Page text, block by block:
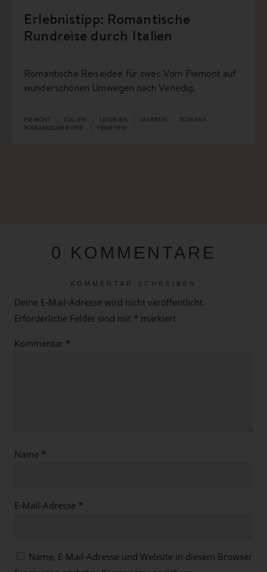
Erlebnistipp: Romantische
Rundreise durch Italien
Romantische Reiseidee für zwei: Vom Piemont auf
wunderschönen Umwegen nach Venedig.
PIEMONT ITALIEN LIGURIEN MARKEN
TOSKANA
TOSKANISCHE KÜSTE
VENETIEN
0 KOMMENTARE
KOMMENTAR SCHREIBEN
Deine E-Mail-Adresse wird nicht veröffentlicht.
Erforderliche Felder sind mit * markiert
Kommentar *
Name *
E-Mail-Adresse *
Name, E-Mail-Adresse und Website in diesem Browser